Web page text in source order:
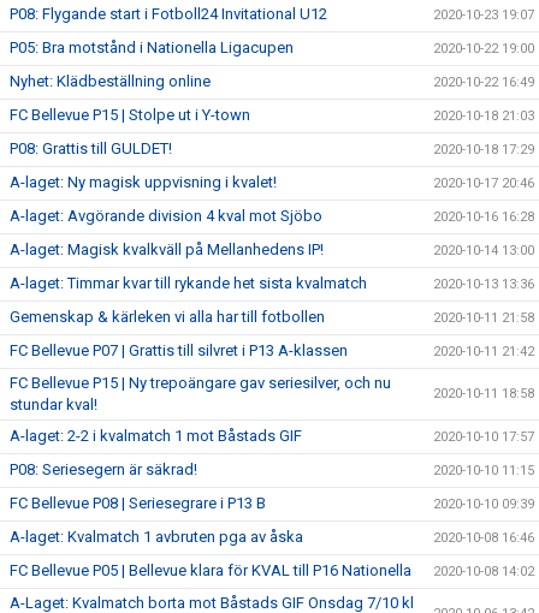
P08: Flygande start i Fotboll24 Invitational U12 2020-10-23 19:07
P05: Bra motstånd i Nationella Ligacupen 2020-10-22 19:00
Nyhet: Klädbeställning online 2020-10-22 16:49
FC Bellevue P15 | Stolpe ut i Y-town 2020-10-18 21:03
P08: Grattis till GULDET! 2020-10-18 17:29
A-laget: Ny magisk uppvisning i kvalet! 2020-10-17 20:46
A-laget: Avgörande division 4 kval mot Sjöbo 2020-10-16 16:28
A-laget: Magisk kvalkväll på Mellanhedens IP! 2020-10-14 13:00
A-laget: Timmar kvar till rykande het sista kvalmatch 2020-10-13 13:36
Gemenskap & kärleken vi alla har till fotbollen 2020-10-11 21:58
FC Bellevue P07 | Grattis till silvret i P13 A-klassen 2020-10-11 21:42
FC Bellevue P15 | Ny trepoängare gav seriesilver, och nu
stundar kval!
2020-10-11 18:58
A-laget: 2-2 i kvalmatch 1 mot Båstads GIF 2020-10-10 17:57
P08: Seriesegern är säkrad! 2020-10-10 11:15
FC Bellevue P08 | Seriesegrare i P13 B 2020-10-10 09:39
A-laget: Kvalmatch 1 avbruten pga av åska 2020-10-08 16:46
FC Bellevue P05 | Bellevue klara för KVAL till P16 Nationella 2020-10-08 14:02
A-Laget: Kvalmatch borta mot Båstads GIF Onsdag 7/10 kl